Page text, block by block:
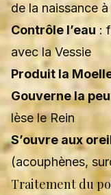
de la naissance
Contrôle l’eau :
avec la Vessie
Produit la
Gouverne la
lèse le Rein
S’ouvre aux
(acouphènes,
Traitement du